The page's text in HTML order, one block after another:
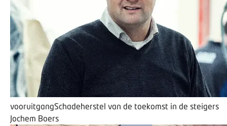
vooruitgangSchadeherstel van de toekomst in de steigers
Jochem Boers